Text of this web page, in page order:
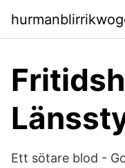
Ett sötare blod -